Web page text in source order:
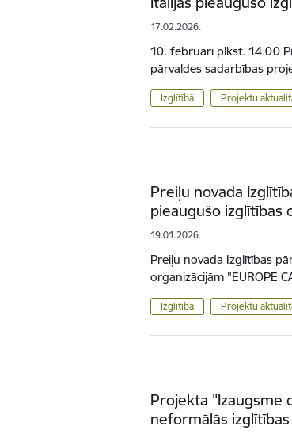
17.02.2026.
10. februārī plkst. 14.00
pārvaldes sadarbības
Izglītībā Projektu
Preiļu novada
pieaugušo izglītības
19.01.2026.
Preiļu novada Izglītības
organizācijām "EUROPE
Izglītībā Projektu
Projekta "Izaugsme
neformālās